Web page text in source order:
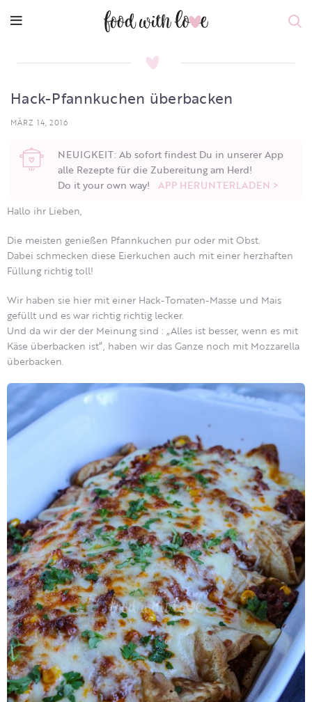
Hack-Pfannkuchen überbacken
MÄRZ 14, 2016
NEUIGKEIT: Ab sofort findest Du in unserer App
alle Rezepte für die Zubereitung am Herd!
Do it your own way! APP HERUNTERLADEN >
Hallo ihr Lieben,
Die meisten genießen Pfannkuchen pur oder mit Obst.
Dabei schmecken diese Eierkuchen auch mit einer herzhaften
Füllung richtig toll!
Wir haben sie hier mit einer Hack-Tomaten-Masse und Mais
gefüllt und es war richtig richtig lecker.
Und da wir der der Meinung sind : „Alles ist besser, wenn es mit
Käse überbacken ist“, haben wir das Ganze noch mit Mozzarella
überbacken.